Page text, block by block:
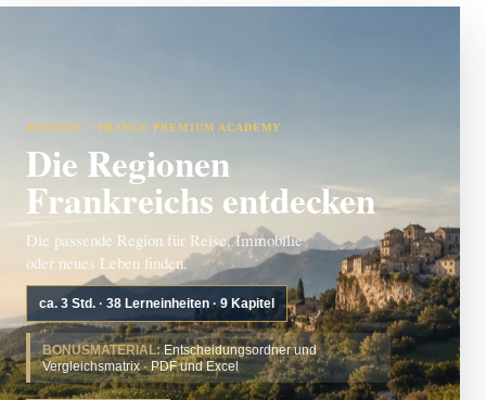
ANZEIGE · FRANCE PREMIUM ACADEMY
Die Regionen
Frankreichs entdecken
Die passende Region für Reise, Immobilie
oder neues Leben finden.
ca. 3 Std. · 38 Lerneinheiten · 9 Kapitel
BONUSMATERIAL: Entscheidungsordner und
Vergleichsmatrix · PDF und Excel